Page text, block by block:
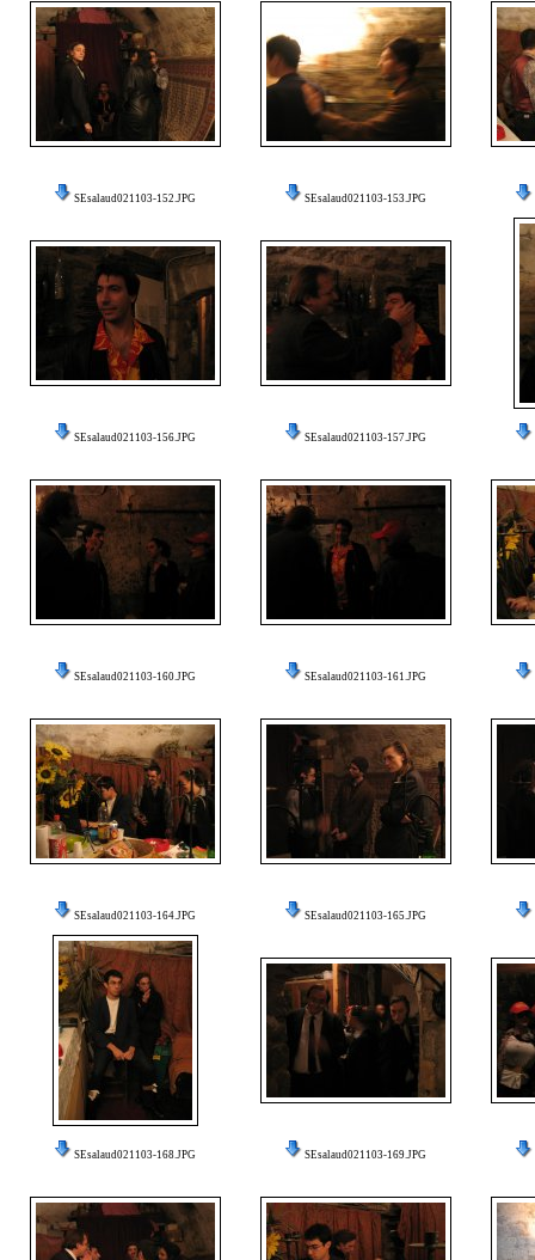
SEsalaud021103-152.JPG SEsalaud021103-153.JPG
SEsalaud021103-156.JPG SEsalaud021103-157.JPG
SEsalaud021103-160.JPG SEsalaud021103-161.JPG
SEsalaud021103-164.JPG SEsalaud021103-165.JPG
SEsalaud021103-168.JPG SEsalaud021103-169.JPG